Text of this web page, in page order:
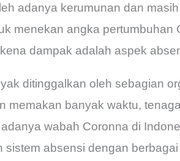
adanya kerumunan dan
menekan angka pertumbuhan
dampak adalah aspek
ditinggalkan oleh sebagian
memakan banyak waktu,
wabah Coronna di
absensi dengan